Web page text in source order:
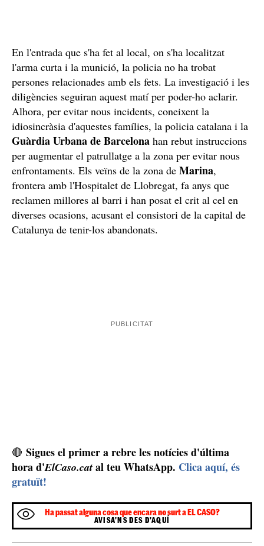
En l'entrada que s'ha fet al local, on s'ha localitzat
l'arma curta i la munició, la policia no ha trobat
persones relacionades amb els fets. La investigació i les
diligències seguiran aquest matí per poder-ho aclarir.
Alhora, per evitar nous incidents, coneixent la
idiosincràsia d'aquestes famílies, la policia catalana i la
Guàrdia Urbana de Barcelona han rebut instruccions
per augmentar el patrullatge a la zona per evitar nous
enfrontaments. Els veïns de la zona de Marina,
frontera amb l'Hospitalet de Llobregat, fa anys que
reclamen millores al barri i han posat el crit al cel en
diverses ocasions, acusant el consistori de la capital de
Catalunya de tenir-los abandonats.
🔴 Sigues el primer a rebre les notícies d'última
hora d'ElCaso.cat al teu WhatsApp. Clica aquí, és
gratuït!
Ha passat alguna cosa que encara no surt a EL CASO?
AVISA'NS DES D'AQUÍ